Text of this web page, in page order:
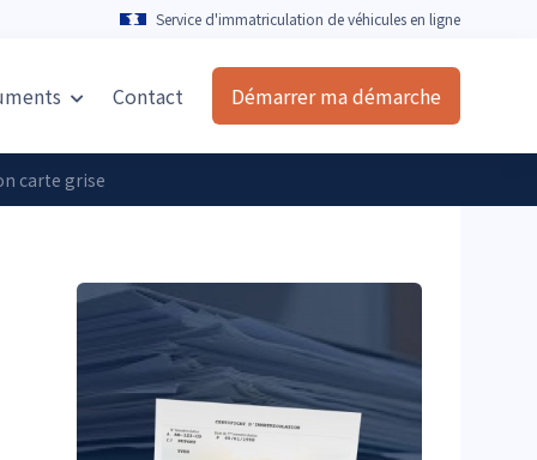
Service d'immatriculation de véhicules en ligne
Contact Démarrer ma démarche
carte grise